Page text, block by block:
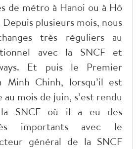
de métro à Hanoi ou à Hô
plusieurs mois, nous
très réguliers au
avec la SNCF et
Et puis le Premier
Minh Chinh, lorsqu’il est
au mois de juin, s’est rendu
SNCF où il a eu des
importants avec le
général de la SNCF